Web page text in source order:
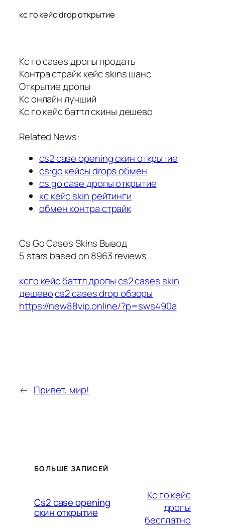
кс го кейс drop открытие
Кс го cases дропы продать
Контра страйк кейс skins шанс
Открытие дропы
Кс онлайн лучший
Кс го кейс баттл скины дешево
Related News:
cs2 case opening скин открытие
cs:go кейсы drops обмен
cs go case дропы открытие
кс кейс skin рейтинги
обмен контра страйк
Cs Go Cases Skins Вывод
5 stars based on8963 reviews
ксго кейс баттл дропыcs2 cases skin
дешевоcs2 cases drop обзоры
https://new88vip.online/?p=sws490a
← Привет, мир!
БОЛЬШЕ ЗАПИСЕЙ
Cs2 case opening
скин открытие
Кс го кейс
дропы
бесплатно